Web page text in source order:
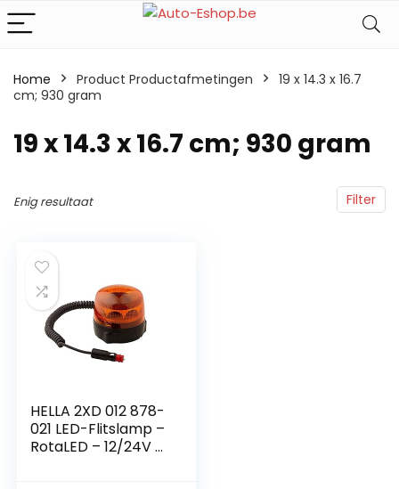
Home Product Productafmetingen
‎19 x 14.3 x 16.7
cm; 930 gram
‎19 x 14.3 x 16.7 cm; 930 gram
Filter
Enig resultaat
HELLA 2XD 012 878-
021 LED-Flitslamp –
RotaLED – 12/24V –